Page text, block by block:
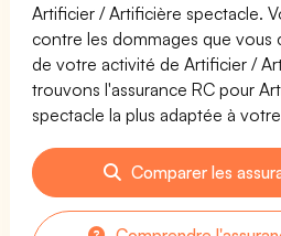
Artificier / Artificière spectacle.
contre les dommages que vous
de votre activité de Artificier /
trouvons l'assurance RC pour
spectacle la plus adaptée à
Comparer les